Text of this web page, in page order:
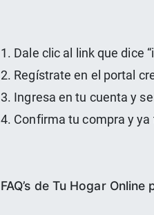
1. Dale clic al link que dice
2. Regístrate en el portal
3. Ingresa en tu cuenta y
4. Confirma tu compra y
FAQ’s de Tu Hogar